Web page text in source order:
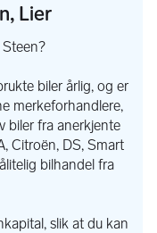
velkommen til å ta
om saken, vil
om-nedleggelse-av-
Lier
biler årlig, og er
merkeforhandlere,
biler fra anerkjente
Citroën, DS, Smart
bilhandel fra
slik at du kan